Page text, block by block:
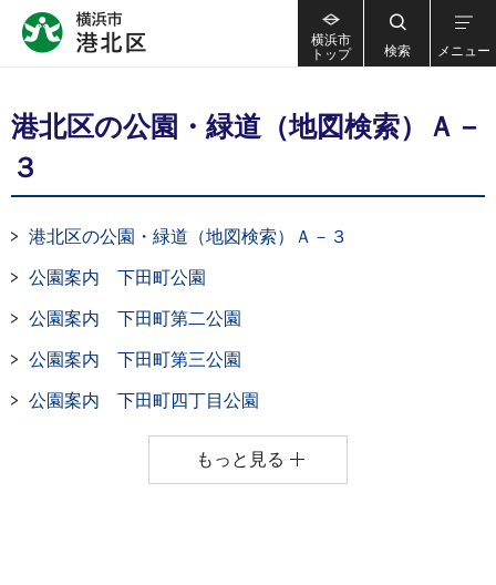
横浜市
トップ
検索 メニュー
港北区の公園・緑道（地図検索）Ａ－
３
港北区の公園・緑道（地図検索）Ａ－３
公園案内 下田町公園
公園案内 下田町第二公園
公園案内 下田町第三公園
公園案内 下田町四丁目公園
もっと見る